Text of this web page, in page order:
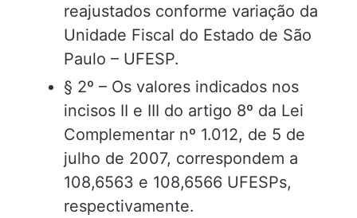
reajustados conforme variação da
Unidade Fiscal do Estado de São
Paulo – UFESP.
§ 2º – Os valores indicados nos
incisos II e III do artigo 8º da Lei
Complementar nº 1.012, de 5 de
julho de 2007, correspondem a
108,6563 e 108,6566 UFESPs,
respectivamente.